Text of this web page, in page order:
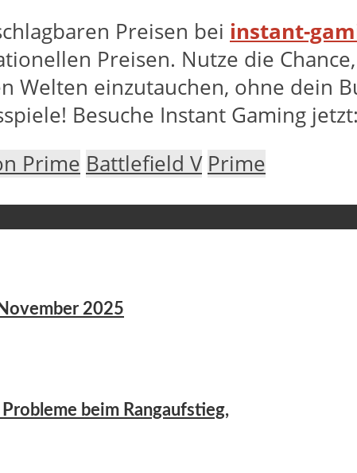
Preisen bei instant-
Preisen. Nutze die
Welten einzutauchen, ohne dein
Besuche Instant Gaming jetzt:
Prime Battlefield V Prime
2025
beim Rangaufstieg,